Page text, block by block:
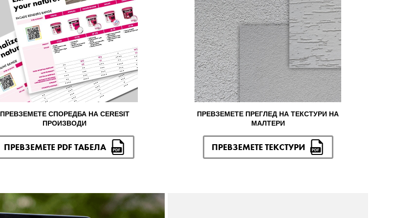
ПРЕВЗЕМЕТЕ СПОРЕДБА НА CERESIT
ПРОИЗВОДИ
ПРЕВЗЕМЕТЕ PDF ТАБЕЛА
ПРЕВЗЕМЕТЕ ПРЕГЛЕД НА ТЕКСТУРИ НА
МАЛТЕРИ
ПРЕВЗЕМЕТЕ ТЕКСТУРИ